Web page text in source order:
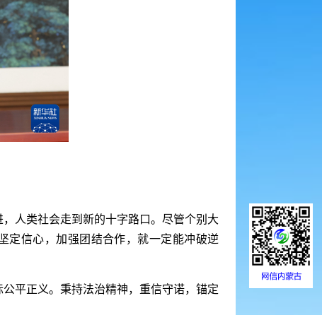
人类社会走到新的十字路口。尽管个别大
定信心，加强团结合作，就一定能冲破逆
平正义。秉持法治精神，重信守诺，锚定